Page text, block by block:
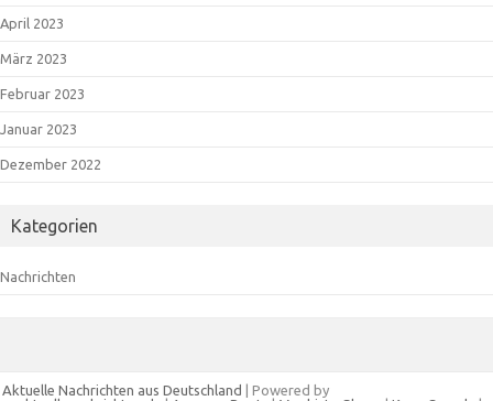
April 2023
März 2023
Februar 2023
Januar 2023
Dezember 2022
Kategorien
Nachrichten
Aktuelle Nachrichten aus Deutschland | Powered by